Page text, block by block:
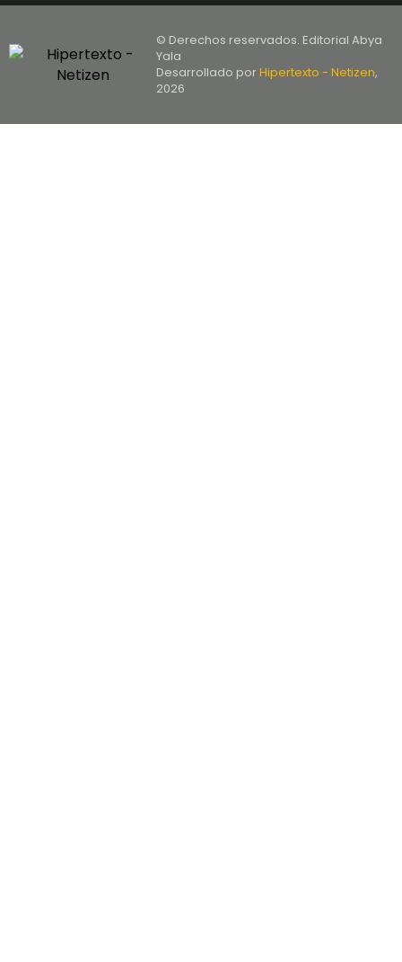
© Derechos reservados. Editorial Abya
Yala
Desarrollado porHipertexto - Netizen,
2026